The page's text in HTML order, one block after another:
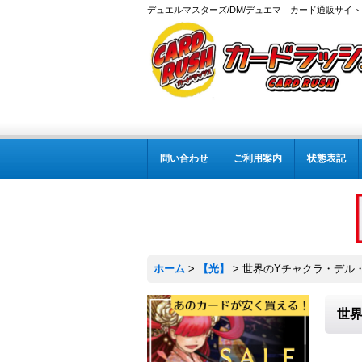
デュエルマスターズ/DM/デュエマ カード通販サイト
問い合わせ ご利用案内 状態表記
ホーム > 【光】 > 世界のYチャクラ・デル
世